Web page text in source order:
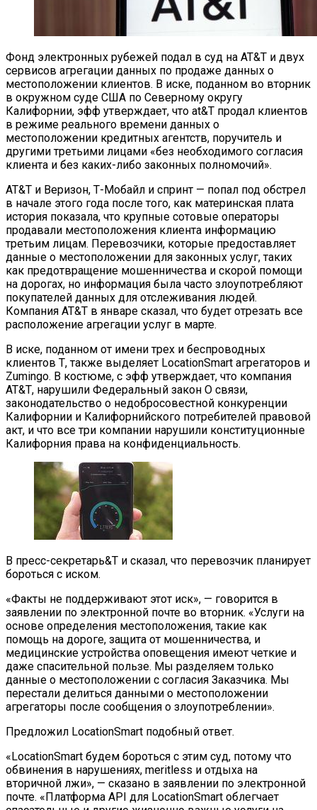
Фонд электронных рубежей подал в суд на АТ&Т и двух
сервисов агрегации данных по продаже данных о
местоположении клиентов. В иске, поданном во вторник
в окружном суде США по Северному округу
Калифорнии, эфф утверждает, что at&Т продал клиентов
в режиме реального времени данных о
местоположении кредитных агентств, поручитель и
другими третьими лицами «без необходимого согласия
клиента и без каких-либо законных полномочий».
АТ&Т и Веризон, Т-Мобайл и спринт — попал под обстрел
в начале этого года после того, как материнская плата
история показала, что крупные сотовые операторы
продавали местоположения клиента информацию
третьим лицам. Перевозчики, которые предоставляет
данные о местоположении для законных услуг, таких
как предотвращение мошенничества и скорой помощи
на дорогах, но информация была часто злоупотребляют
покупателей данных для отслеживания людей.
Компания АТ&Т в январе сказал, что будет отрезать все
расположение агрегации услуг в марте.
В иске, поданном от имени трех и беспроводных
клиентов Т, также выделяет LocationSmart агрегаторов и
Zumingo. В костюме, с эфф утверждает, что компания
AT&Т, нарушили Федеральный закон О связи,
законодательство о недобросовестной конкуренции
Калифорнии и Калифорнийского потребителей правовой
акт, и что все три компании нарушили конституционные
Калифорния права на конфиденциальность.
В пресс-секретарь&Т и сказал, что перевозчик планирует
бороться с иском.
«Факты не поддерживают этот иск», — говорится в
заявлении по электронной почте во вторник. «Услуги на
основе определения местоположения, такие как
помощь на дороге, защита от мошенничества, и
медицинские устройства оповещения имеют четкие и
даже спасительной пользе. Мы разделяем только
данные о местоположении с согласия Заказчика. Мы
перестали делиться данными о местоположении
агрегаторы после сообщения о злоупотреблении».
Предложил LocationSmart подобный ответ.
«LocationSmart будем бороться с этим суд, потому что
обвинения в нарушениях, meritless и отдыха на
вторичной лжи», — сказано в заявлении по электронной
почте. «Платформа API для LocationSmart облегчает